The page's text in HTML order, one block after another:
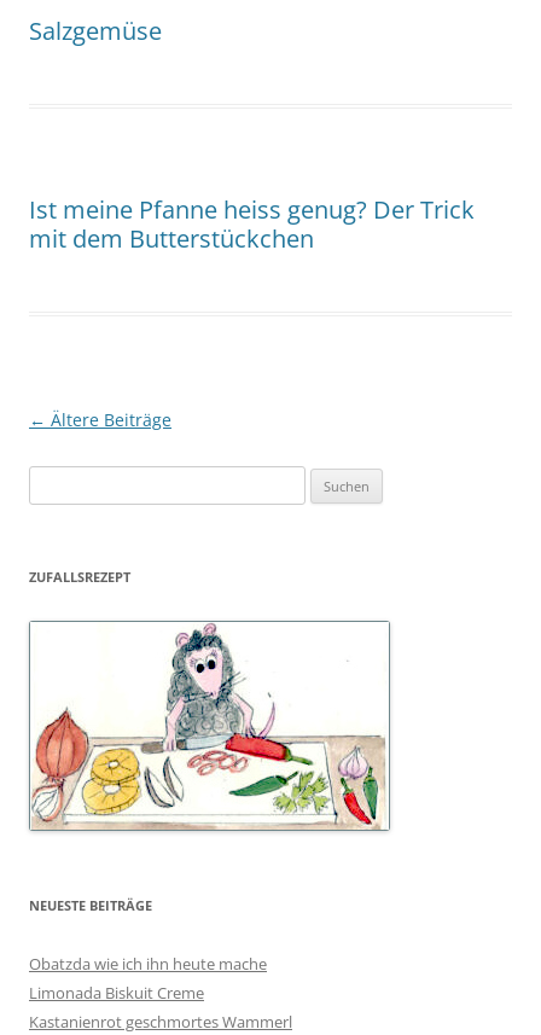
Salzgemüse
Ist meine Pfanne heiss genug? Der Trick
mit dem Butterstückchen
Beitragsnavigation
← Ältere Beiträge
nach:
ZUFALLSREZEPT
NEUESTE BEITRÄGE
Obatzda wie ich ihn heute mache
Limonada Biskuit Creme
Kastanienrot geschmortes Wammerl